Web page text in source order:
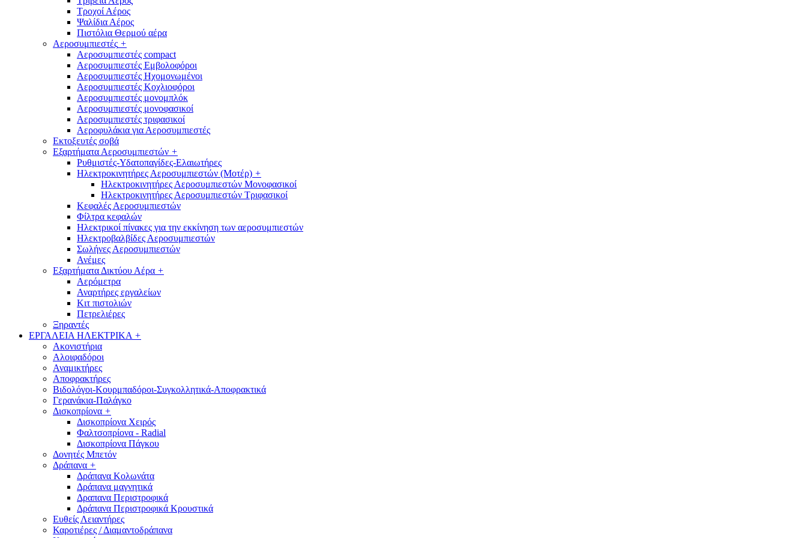
Τροχοί Αέρος
Ψαλίδια Αέρος
Πιστόλια Θερμού αέρα
Αεροσυμπιεστές +
Αεροσυμπιεστές compact
Αεροσυμπιεστές Εμβολοφόροι
Αεροσυμπιεστές Ηχομονωμένοι
Αεροσυμπιεστές Κοχλιοφόροι
Αεροσυμπιεστές μονομπλόκ
Αεροσυμπιεστές μονοφασικοί
Αεροσυμπιεστές τριφασικοί
Αεροφυλάκια για Αεροσυμπιεστές
Εκτοξευτές σοβά
Εξαρτήματα Αεροσυμπιεστών +
Ρυθμιστές-Υδατοπαγίδες-Ελαιωτήρες
Ηλεκτροκινητήρες Αεροσυμπιεστών (Μοτέρ) +
Ηλεκτροκινητήρες Αεροσυμπιεστών Μονοφασικοί
Ηλεκτροκινητήρες Αεροσυμπιεστών Τριφασικοί
Κεφαλές Αεροσυμπιεστών
Φίλτρα κεφαλών
Ηλεκτρικοί πίνακες για την εκκίνηση των αεροσυμπιεστών
Ηλεκτροβαλβίδες Αεροσυμπιεστών
Σωλήνες Αεροσυμπιεστών
Ανέμες
Εξαρτήματα Δικτύου Αέρα +
Αερόμετρα
Αναρτήρες εργαλείων
Κιτ πιστολιών
Πετρελιέρες
Ξηραντές
ΕΡΓΑΛΕΙΑ ΗΛΕΚΤΡΙΚΑ +
Ακονιστήρια
Αλοιφαδόροι
Αναμικτήρες
Αποφρακτήρες
Βιδολόγοι-Κουρμπαδόροι-Συγκολλητικά-Αποφρακτικά
Γερανάκια-Παλάγκο
Δισκοπρίονα +
Δισκοπρίονα Χειρός
Φαλτσοπρίονα - Radial
Δισκοπρίονα Πάγκου
Δονητές Μπετόν
Δράπανα +
Δράπανα Κολωνάτα
Δράπανα μαγνητικά
Δραπανα Περιστροφικά
Δράπανα Περιστροφικά Κρουστικά
Ευθείς Λειαντήρες
Καροτιέρες / Διαμαντοδράπανα